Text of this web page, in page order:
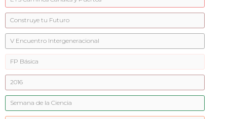
Construye tu Futuro
V Encuentro Intergeneracional
FP Básica
2016
Semana de la Ciencia